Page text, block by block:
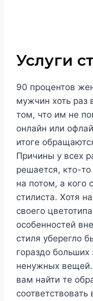
Услуги
90 процентов
мужчин хоть раз
том, что им не
онлайн или
итоге
Причины у всех
решается, кто-то
на потом, а кого
стилиста. Хотя
своего
особенностей
стиля уберегло
гораздо больших
ненужных
вам найти те